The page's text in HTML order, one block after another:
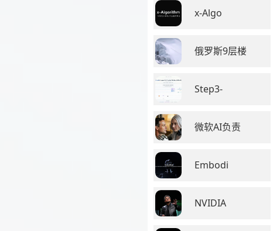
x-Algo
俄罗斯9层楼
Step3-
微软AI负责
Embodi
NVIDIA